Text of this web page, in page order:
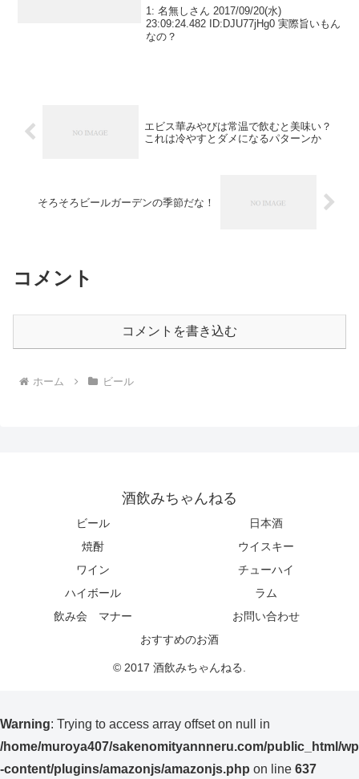
1: 名無しさん 2017/09/20(水)
23:09:24.482 ID:DJU77jHg0 実際旨いもん
なの？
エビス華みやびは常温で飲むと美味い？
これは冷やすとダメになるパターンか
そろそろビールガーデンの季節だな！
コメント
コメントを書き込む
ホーム ビール
酒飲みちゃんねる
ビール
日本酒
焼酎
ウイスキー
ワイン
チューハイ
ハイボール
ラム
飲み会 マナー
お問い合わせ
おすすめのお酒
© 2017 酒飲みちゃんねる.
Warning: Trying to access array offset on null in
/home/muroya407/sakenomityannneru.com/public_html/wp
-content/plugins/amazonjs/amazonjs.php on line 637